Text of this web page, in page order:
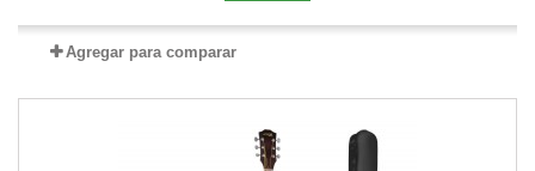
Agregar para comparar